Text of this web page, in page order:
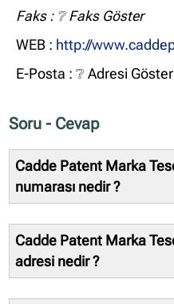
Faks : ❔ Faks Göster
WEB : http://
E-Posta : ❔ Adresi Göster
Soru - Cevap
Cadde Patent Marka
numarası nedir ?
03122857788
Bilgi doğruluğunu
kişi/kurum
durumunda doğru veriler
Cadde Patent Marka
adresi nedir ?